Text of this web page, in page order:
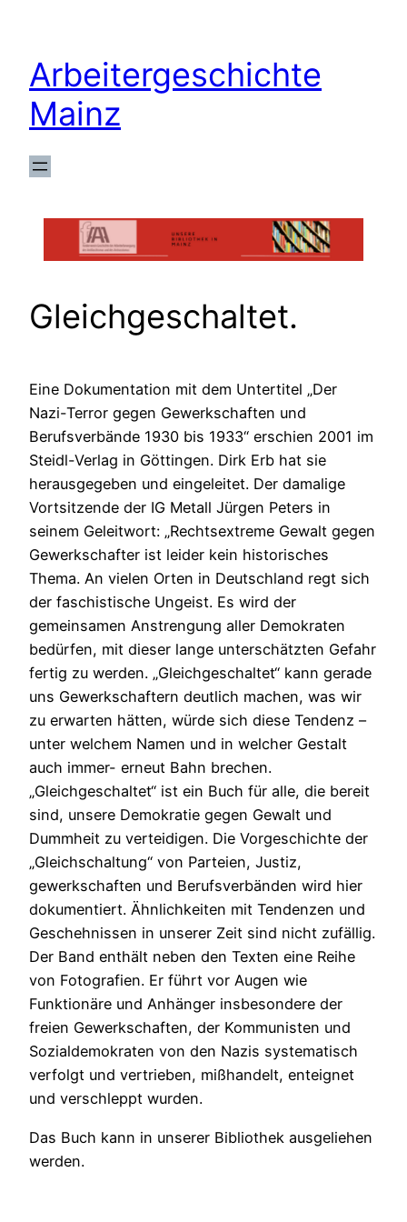
springen
Arbeitergeschichte
Mainz
Gleichgeschaltet.
Eine Dokumentation mit dem Untertitel „Der
Nazi-Terror gegen Gewerkschaften und
Berufsverbände 1930 bis 1933“ erschien 2001 im
Steidl-Verlag in Göttingen. Dirk Erb hat sie
herausgegeben und eingeleitet. Der damalige
Vortsitzende der IG Metall Jürgen Peters in
seinem Geleitwort: „Rechtsextreme Gewalt gegen
Gewerkschafter ist leider kein historisches
Thema. An vielen Orten in Deutschland regt sich
der faschistische Ungeist. Es wird der
gemeinsamen Anstrengung aller Demokraten
bedürfen, mit dieser lange unterschätzten Gefahr
fertig zu werden. „Gleichgeschaltet“ kann gerade
uns Gewerkschaftern deutlich machen, was wir
zu erwarten hätten, würde sich diese Tendenz –
unter welchem Namen und in welcher Gestalt
auch immer- erneut Bahn brechen.
„Gleichgeschaltet“ ist ein Buch für alle, die bereit
sind, unsere Demokratie gegen Gewalt und
Dummheit zu verteidigen. Die Vorgeschichte der
„Gleichschaltung“ von Parteien, Justiz,
gewerkschaften und Berufsverbänden wird hier
dokumentiert. Ähnlichkeiten mit Tendenzen und
Geschehnissen in unserer Zeit sind nicht zufällig.
Der Band enthält neben den Texten eine Reihe
von Fotografien. Er führt vor Augen wie
Funktionäre und Anhänger insbesondere der
freien Gewerkschaften, der Kommunisten und
Sozialdemokraten von den Nazis systematisch
verfolgt und vertrieben, mißhandelt, enteignet
und verschleppt wurden.
Das Buch kann in unserer Bibliothek ausgeliehen
werden.